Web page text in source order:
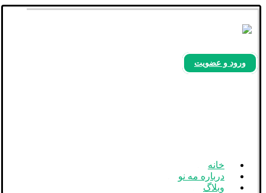
ورود و عضویت
خانه
درباره مه نو
وبلاگ